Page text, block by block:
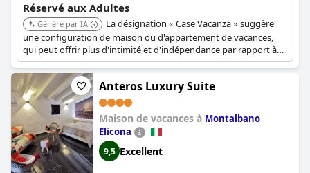
Réservé aux Adultes
Généré par IA
La désignation « Case Vacanza » suggère
une configuration de maison ou d'appartement de vacances,
qui peut offrir plus d'intimité et d'indépendance par rapport à
un hôtel traditionnel. Cela peut être attrayant pour les adultes
recherchant une retraite calme et autonome.
Anteros Luxury Suite
Maison de vacances à Montalbano
Elicona
9,5 Excellent